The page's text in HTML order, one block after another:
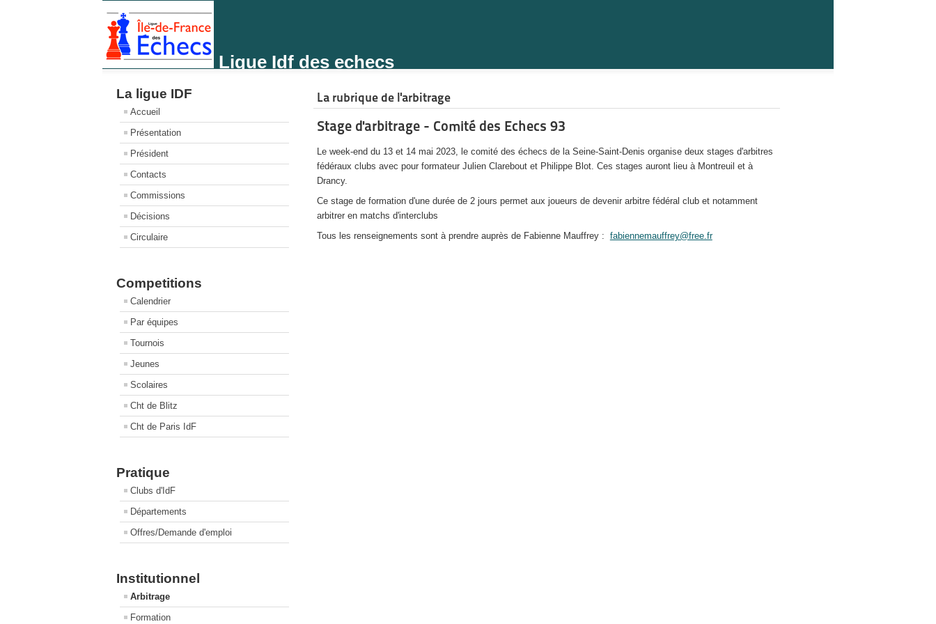
Ligue Idf des echecs
La ligue IDF
Accueil
Présentation
Président
Contacts
Commissions
Décisions
Circulaire
Competitions
Calendrier
Par équipes
Tournois
Jeunes
Scolaires
Cht de Blitz
Cht de Paris IdF
Pratique
Clubs d'IdF
Départements
Offres/Demande d'emploi
Institutionnel
Arbitrage
Formation
La rubrique de l'arbitrage
Stage d'arbitrage - Comité des Echecs 93
Le week-end du 13 et 14 mai 2023, le comité des échecs de la Seine-Saint-Denis organise deux stages d'arbitres
fédéraux clubs avec pour formateur Julien Clarebout et Philippe Blot. Ces stages auront lieu à Montreuil et à
Drancy.
Ce stage de formation d'une durée de 2 jours permet aux joueurs de devenir arbitre fédéral club et notamment
arbitrer en matchs d'interclubs
Tous les renseignements sont à prendre auprès de Fabienne Mauffrey : fabiennemauffrey@free.fr